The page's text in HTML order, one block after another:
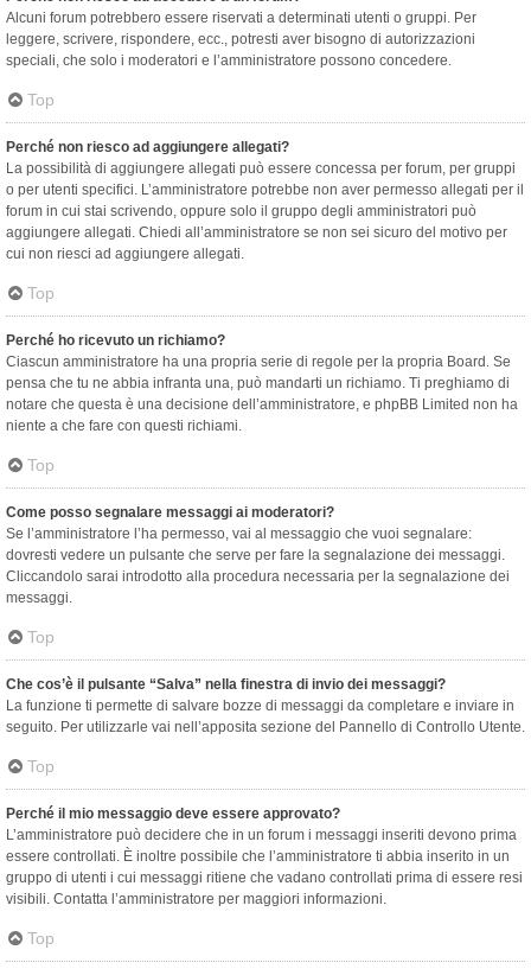
Alcuni forum potrebbero essere riservati a determinati utenti o gruppi. Per
leggere, scrivere, rispondere, ecc., potresti aver bisogno di autorizzazioni
speciali, che solo i moderatori e l’amministratore possono concedere.
Top
Perché non riesco ad aggiungere allegati?
La possibilità di aggiungere allegati può essere concessa per forum, per gruppi
o per utenti specifici. L’amministratore potrebbe non aver permesso allegati per il
forum in cui stai scrivendo, oppure solo il gruppo degli amministratori può
aggiungere allegati. Chiedi all’amministratore se non sei sicuro del motivo per
cui non riesci ad aggiungere allegati.
Top
Perché ho ricevuto un richiamo?
Ciascun amministratore ha una propria serie di regole per la propria Board. Se
pensa che tu ne abbia infranta una, può mandarti un richiamo. Ti preghiamo di
notare che questa è una decisione dell’amministratore, e phpBB Limited non ha
niente a che fare con questi richiami.
Top
Come posso segnalare messaggi ai moderatori?
Se l’amministratore l’ha permesso, vai al messaggio che vuoi segnalare:
dovresti vedere un pulsante che serve per fare la segnalazione dei messaggi.
Cliccandolo sarai introdotto alla procedura necessaria per la segnalazione dei
messaggi.
Top
Che cos’è il pulsante “Salva” nella finestra di invio dei messaggi?
La funzione ti permette di salvare bozze di messaggi da completare e inviare in
seguito. Per utilizzarle vai nell’apposita sezione del Pannello di Controllo Utente.
Top
Perché il mio messaggio deve essere approvato?
L’amministratore può decidere che in un forum i messaggi inseriti devono prima
essere controllati. È inoltre possibile che l’amministratore ti abbia inserito in un
gruppo di utenti i cui messaggi ritiene che vadano controllati prima di essere resi
visibili. Contatta l’amministratore per maggiori informazioni.
Top